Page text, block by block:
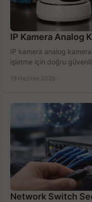
IP Kamera Analog
IP kamera analog
işletme için doğru
18 Haziran 2026
Network Switch